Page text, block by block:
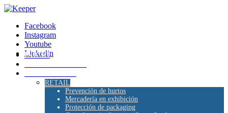
Facebook
Instagram
Youtube
Linkedin
INICIO
RETAIL
Prevención de hurtos
Mercadería en exhibición
Protección de packaging